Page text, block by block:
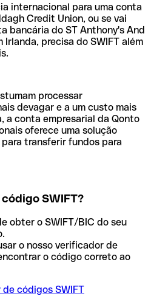
internacional para uma conta
Credit Union, ou se vai
bancária do ST Anthony's And
precisa do SWIFT além
processar
devagar e a um custo mais
a conta empresarial da Qonto
oferece uma solução
transferir fundos para
SWIFT?
obter o SWIFT/BIC do seu
o nosso verificador de
o código correto ao
códigos SWIFT